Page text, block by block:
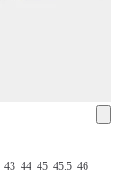
43 44 45 45.5 46